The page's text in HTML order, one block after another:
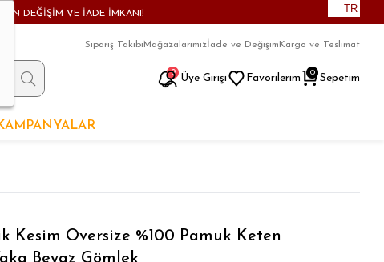
DEĞİŞİM VE İADE İMKANI! TR
9
Sipariş TakibiMağazalarımız İade ve Değişim Kargo ve Teslimat
Üye Girişi Favorilerim Sepetim
0
Kesim Oversize %100 Pamuk Keten
Beyaz Gömlek